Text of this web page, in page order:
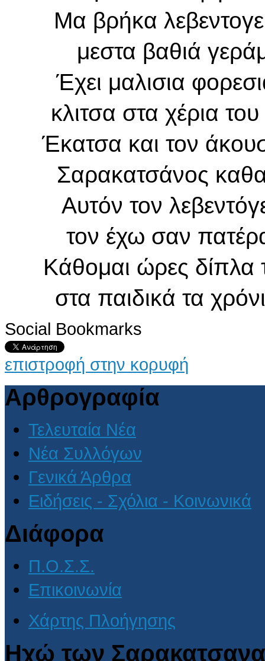
Μα βρήκα
μεστα βαθιά
Έχει μαλισια
κλιτσα στα χέρια του
Έκατσα και τον
Σαρακατσάνος
Αυτόν τον
τον έχω σαν
Κάθομαι ώρες δίπλα
στα παιδικά τα
Social Bookmarks
επιστροφή στην κορυφή
Αρθρογραφία
Τελευταία Νέα
Νέα Συλλόγων
Γενικά Άρθρα
Ειδήσεις - Σχόλια - Κοινωνικά
Διάφορα
Π.Ο.Σ.Σ.
Επικοινωνία
Χάρτης Πλοήγησης
Ηχώ των